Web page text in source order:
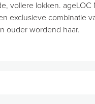
vollere lokken. ageLOC
exclusieve combinatie
ouder wordend haar.